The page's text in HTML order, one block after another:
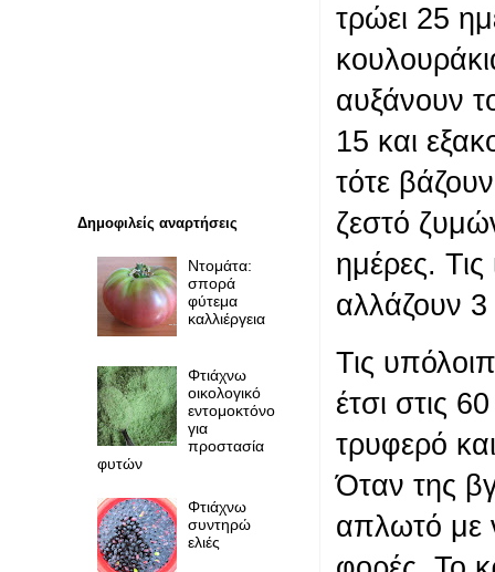
τρώει 25
αυξάνουν
15 και
τότε
ζεστό
ημέρες. Τις
αλλάζουν 3
Τις
έτσι στις
τρυφερό
Όταν της
απλωτό με
Δημοφιλείς αναρτήσεις
Ντομάτα:
σπορά
φύτεμα
καλλιέργεια
Φτιάχνω
οικολογικό
εντομοκτόνο
για
προστασία
φυτών
Φτιάχνω
συντηρώ
ελιές